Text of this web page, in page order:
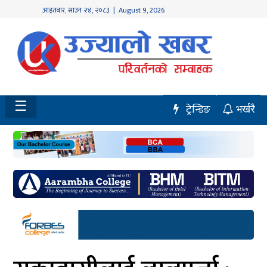
आइतबार,साउन २४, २०८३ | August 9, 2026
होमपेज
नवलपुर
विशेष
मध्य
नेपाल
चितवन
सेरोफेरो
समाचार
☰ भर्खरै
ट्रेन्डिङ